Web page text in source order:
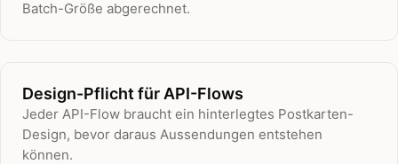
Batch-Größe abgerechnet.
Design-Pflicht für API-Flows
Jeder API-Flow braucht ein hinterlegtes Postkarten-
Design, bevor daraus Aussendungen entstehen
können.